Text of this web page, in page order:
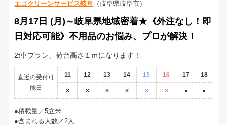
エコクリーンサービス岐阜 （岐阜県岐阜市）
8月17日 (月)～岐阜県地域密着★《外注なし！即
日対応可能》不用品のお悩み、プロが解決！
2t車プラン、荷台高さ１ｍになります！
直近の受付可
能日
11 12 13 14 15 16 17 18
× × × × × × ● ●
積載量／5立米
含まれる人数／2人